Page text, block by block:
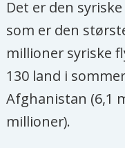
Det er den
som er den
millioner syriske
130 land i
Afghanistan (6,1
millioner).